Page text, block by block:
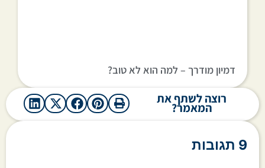
דמיון מודרך – למה הוא לא טוב?
רוצה לשתף את
המאמר?
9 תגובות